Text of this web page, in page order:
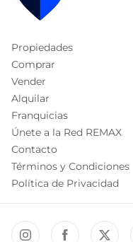
Propiedades
Comprar
Vender
Alquilar
Franquicias
Únete a la Red REMAX
Contacto
Términos y Condiciones
Política de Privacidad